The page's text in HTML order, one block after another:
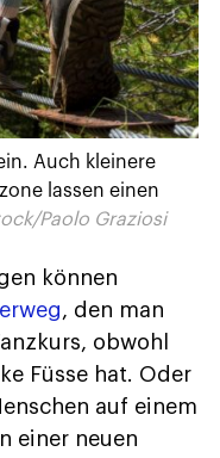
Auch kleinere
lassen einen
Paolo Graziosi
können
, den man
obwohl
Füsse hat. Oder
auf einem
einer neuen